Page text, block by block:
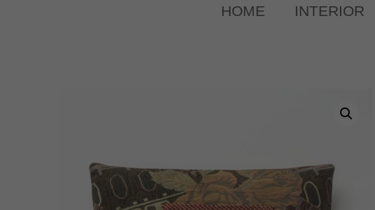
HOME INTERIOR